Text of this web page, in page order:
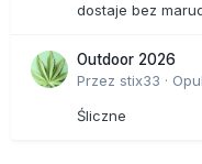
dostaje bez
Outdoor 2026
Przez stix33 ·
Śliczne